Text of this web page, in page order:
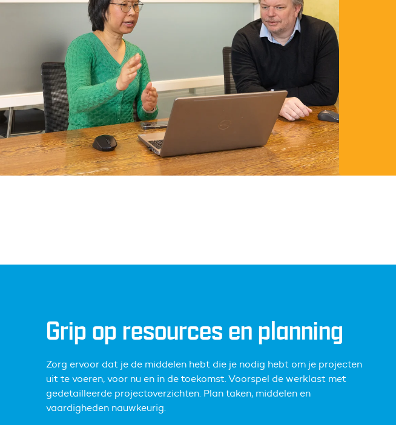
Grip op resources en planning
Zorg ervoor dat je de middelen hebt die je nodig hebt om je projecten
uit te voeren, voor nu en in de toekomst. Voorspel de werklast met
gedetailleerde projectoverzichten. Plan taken, middelen en
vaardigheden nauwkeurig.